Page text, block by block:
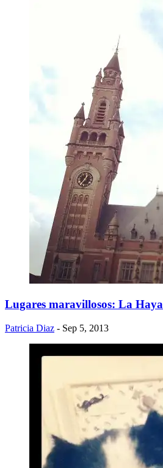
Lugares maravillosos: La Haya
Patricia Diaz - Sep 5, 2013